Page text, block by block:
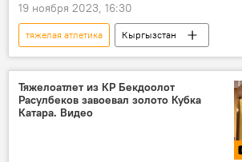
19 ноября 2023, 16:30
тяжелая атлетика
Кыргызстан
Радио Sputnik Кыргызстан
Каныбек Осмоналиев
Олимпиада 1980
спорт
СССР
Тяжелоатлет из КР Бекдоолот
Расулбеков завоевал золото Кубка
Катара. Видео